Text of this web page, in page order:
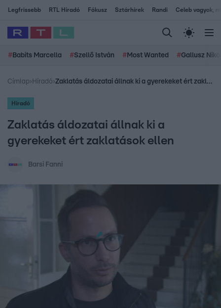
Legfrissebb RTL Híradó Fókusz Sztárhírek Randi Celeb vagyok,
# Babits Marcella #Szellő István # Most Wanted #Gallusz
Címlap› Híradó› Zaklatás áldozatai állnak ki a gyerekeket ért zaklatások ellen
Híradó
Zaklatás áldozatai állnak ki a
gyerekeket ért zaklatások ellen
Barsi Fanni